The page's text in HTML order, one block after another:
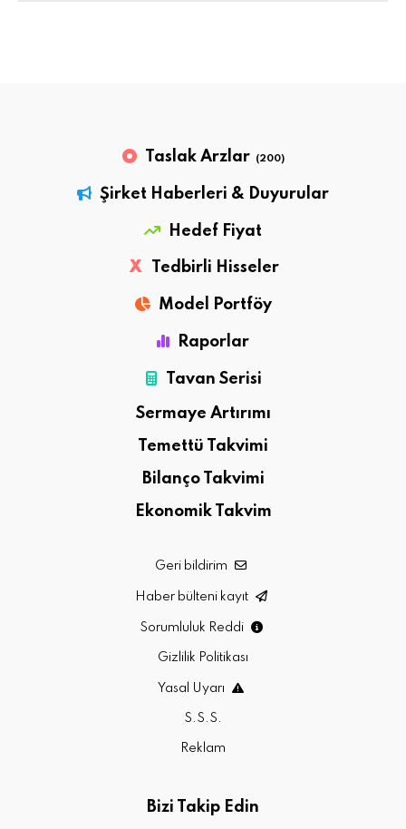
Taslak Arzlar (200)
Şirket Haberleri & Duyurular
Hedef Fiyat
X Tedbirli Hisseler
Model Portföy
Raporlar
Tavan Serisi
Sermaye Artırımı
Temettü Takvimi
Bilanço Takvimi
Ekonomik Takvim
Geri bildirim
Haber bülteni kayıt
Sorumluluk Reddi
Gizlilik Politikası
Yasal Uyarı
S.S.S.
Reklam
Bizi Takip Edin